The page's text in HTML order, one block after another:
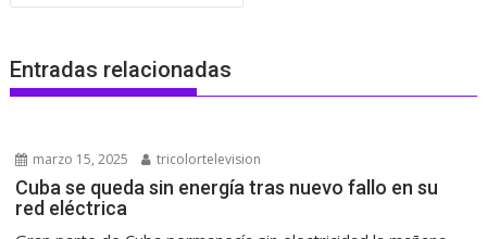
Entradas relacionadas
marzo 15, 2025 tricolortelevision
Cuba se queda sin energía tras nuevo fallo en su
red eléctrica